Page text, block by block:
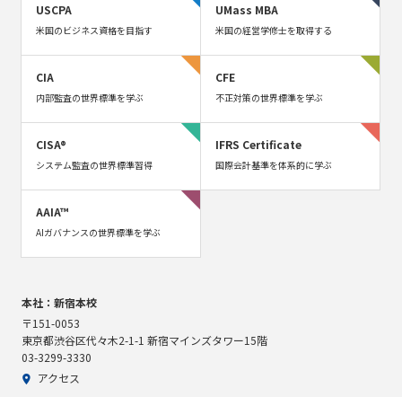
USCPA
米国のビジネス資格を目指す
UMass MBA
米国の経営学修士を取得する
CIA
内部監査の世界標準を学ぶ
CFE
不正対策の世界標準を学ぶ
CISA®
システム監査の世界標準習得
IFRS Certificate
国際会計基準を体系的に学ぶ
AAIA™
AIガバナンスの世界標準を学ぶ
本社：新宿本校
〒151-0053
東京都渋谷区代々木2-1-1 新宿マインズタワー15階
03-3299-3330
アクセス